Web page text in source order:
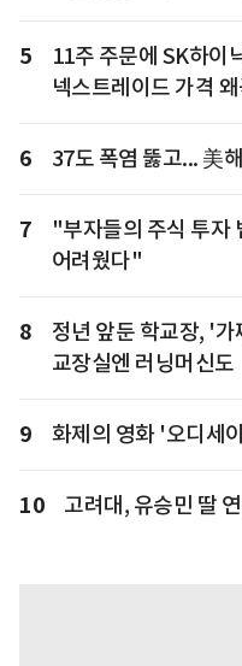
5
11주 주문에 SK하
넥스트레이드 가격
6 37도 폭염 뚫고... 美
7
"부자들의 주식 투자
어려웠다"
8
정년 앞둔 학교장, '
교장실엔 러닝머신도
9 화제의 영화 '오디세
10 고려대, 유승민 딸